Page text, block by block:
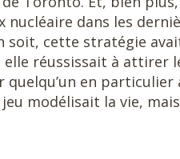
nucléaire dans les
soit, cette stratégie
réussissait à attirer
quelqu’un en
modélisait la vie,